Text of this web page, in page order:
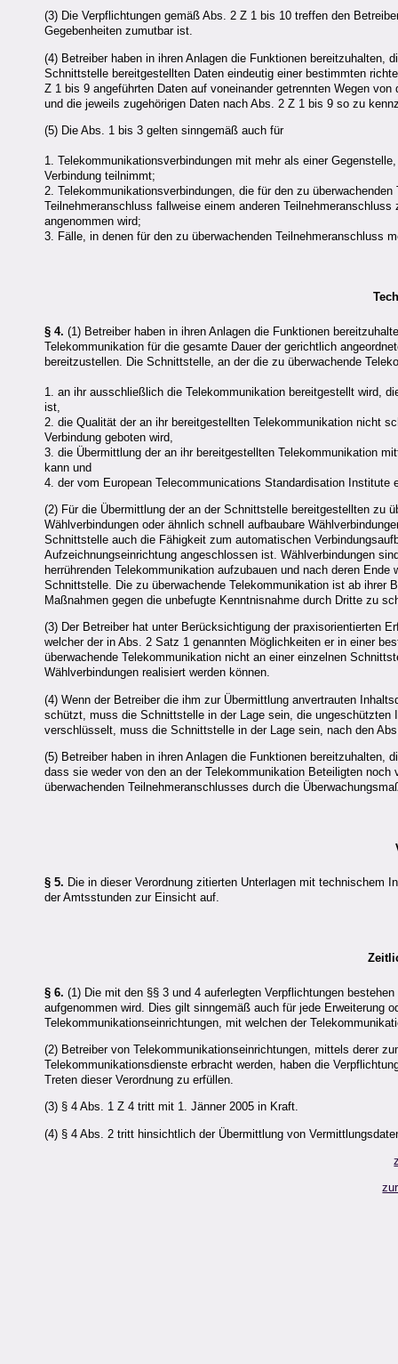
(3) Die Verpflichtungen gemäß Abs. 2 Z 1 bis 10 treffen den
Gegebenheiten zumutbar ist.
(4) Betreiber haben in ihren Anlagen die Funktionen
Schnittstelle bereitgestellten Daten eindeutig einer bestimmten
Z 1 bis 9 angeführten Daten auf voneinander getrennten Wegen
und die jeweils zugehörigen Daten nach Abs. 2 Z 1 bis 9 so zu
(5) Die Abs. 1 bis 3 gelten sinngemäß auch für
1. Telekommunikationsverbindungen mit mehr als einer
Verbindung teilnimmt;
2. Telekommunikationsverbindungen, die für den zu
Teilnehmeranschluss fallweise einem anderen
angenommen wird;
3. Fälle, in denen für den zu überwachenden Teilnehmeranschluss
§ 4. (1) Betreiber haben in ihren Anlagen die Funktionen
Telekommunikation für die gesamte Dauer der gerichtlich
bereitzustellen. Die Schnittstelle, an der die zu überwachende
1. an ihr ausschließlich die Telekommunikation bereitgestellt wird,
ist,
2. die Qualität der an ihr bereitgestellten Telekommunikation nicht
Verbindung geboten wird,
3. die Übermittlung der an ihr bereitgestellten Telekommunikation
kann und
4. der vom European Telecommunications Standardisation
(2) Für die Übermittlung der an der Schnittstelle bereitgestellten zu
Wählverbindungen oder ähnlich schnell aufbaubare
Schnittstelle auch die Fähigkeit zum automatischen
Aufzeichnungseinrichtung angeschlossen ist. Wählverbindungen
herrührenden Telekommunikation aufzubauen und nach deren
Schnittstelle. Die zu überwachende Telekommunikation ist ab ihrer
Maßnahmen gegen die unbefugte Kenntnisnahme durch Dritte zu
(3) Der Betreiber hat unter Berücksichtigung der praxisorientierten
welcher der in Abs. 2 Satz 1 genannten Möglichkeiten er in einer
überwachende Telekommunikation nicht an einer einzelnen
Wählverbindungen realisiert werden können.
(4) Wenn der Betreiber die ihm zur Übermittlung anvertrauten
schützt, muss die Schnittstelle in der Lage sein, die
verschlüsselt, muss die Schnittstelle in der Lage sein, nach den
(5) Betreiber haben in ihren Anlagen die Funktionen bereitzuhalten,
dass sie weder von den an der Telekommunikation Beteiligten
überwachenden Teilnehmeranschlusses durch die
§ 5. Die in dieser Verordnung zitierten Unterlagen mit technischem
der Amtsstunden zur Einsicht auf.
§ 6. (1) Die mit den §§ 3 und 4 auferlegten Verpflichtungen
aufgenommen wird. Dies gilt sinngemäß auch für jede Erweiterung
Telekommunikationseinrichtungen, mit welchen der
(2) Betreiber von Telekommunikationseinrichtungen, mittels derer
Telekommunikationsdienste erbracht werden, haben die
Treten dieser Verordnung zu erfüllen.
(3) § 4 Abs. 1 Z 4 tritt mit 1. Jänner 2005 in Kraft.
(4) § 4 Abs. 2 tritt hinsichtlich der Übermittlung von